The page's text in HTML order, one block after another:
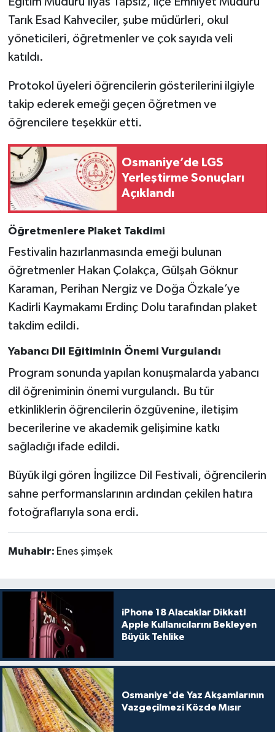
Tarık Esad Kahveciler, şube müdürleri, okul
yöneticileri, öğretmenler ve çok sayıda veli
katıldı.
Protokol üyeleri öğrencilerin gösterilerini ilgiyle
takip ederek emeği geçen öğretmen ve
öğrencilere teşekkür etti.
Osmaniye’de LGS
Yerleştirme Sonuçları
Açıklandı
Öğretmenlere Plaket Takdimi
Festivalin hazırlanmasında emeği bulunan
öğretmenler Hakan Çolakça, Gülşah Göknur
Karaman, Perihan Nergiz ve Doğa Özkale’ye
Kadirli Kaymakamı Erdinç Dolu tarafından plaket
takdim edildi.
Yabancı Dil Eğitiminin Önemi Vurgulandı
Program sonunda yapılan konuşmalarda yabancı
dil öğreniminin önemi vurgulandı. Bu tür
etkinliklerin öğrencilerin özgüvenine, iletişim
becerilerine ve akademik gelişimine katkı
sağladığı ifade edildi.
Büyük ilgi gören İngilizce Dil Festivali, öğrencilerin
sahne performanslarının ardından çekilen hatıra
fotoğraflarıyla sona erdi.
Muhabir: Enes şimşek
iPhone 18 Alacaklar Dikkat!
Apple Kullanıcılarını Bekleyen
Büyük Tehlike
Osmaniye'de Yaz Akşamlarının
Vazgeçilmezi Közde Mısır